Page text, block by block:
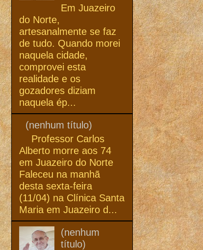
Em Juazeiro
do Norte,
artesanalmente se faz
de tudo. Quando morei
naquela cidade,
comprovei esta
realidade e os
gozadores diziam
naquela ép...
(nenhum título)
Professor Carlos
Alberto morre aos 74
em Juazeiro do Norte
Faleceu na manhã
desta sexta-feira
(11/04) na Clínica Santa
Maria em Juazeiro d...
(nenhum
título)